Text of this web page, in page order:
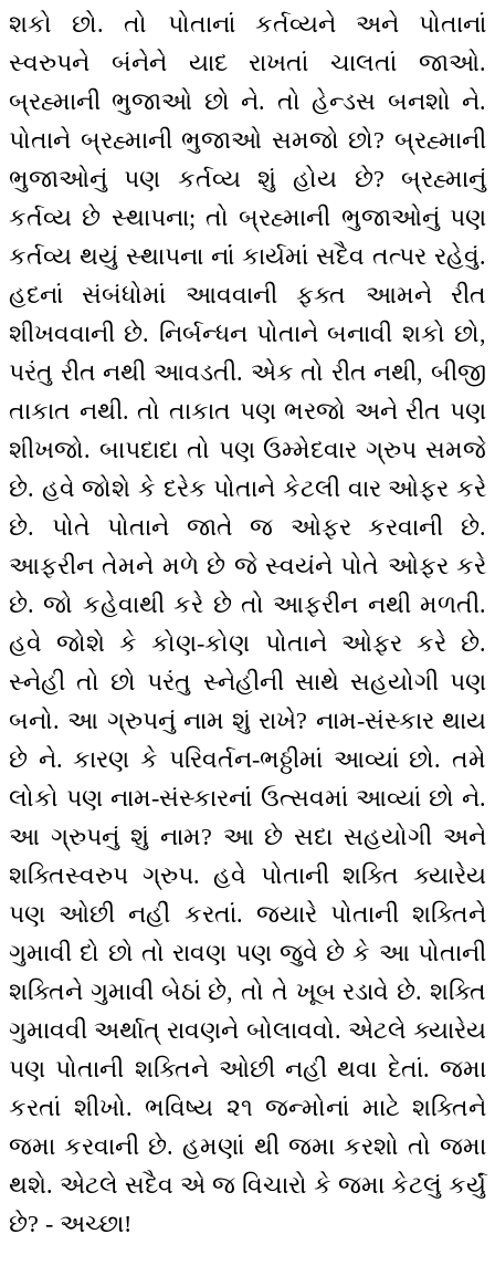
શકો છો. તો પોતાનાં કર્તવ્યને અને પોતાનાં
સ્વરુપને બંનેને યાદ રાખતાં ચાલતાં જાઓ.
બ્રહ્માની ભુજાઓ છો ને. તો હેન્ડસ બનશો ને.
પોતાને બ્રહ્માની ભુજાઓ સમજો છો? બ્રહ્માની
ભુજાઓનું પણ કર્તવ્ય શું હોય છે? બ્રહ્માનું
કર્તવ્ય છે સ્થાપના; તો બ્રહ્માની ભુજાઓનું પણ
કર્તવ્ય થયું સ્થાપના નાંં કાર્યમાં સદૈવ તત્પર રહેવું.
હદનાં સંબંધોમાં આવવાની ફક્ત આમને રીત
શીખવવાની છે. નિર્બન્ધન પોતાને બનાવી શકો છો,
પરંતુ રીત નથી આવડતી. એક તો રીત નથી, બીજી
તાકાત નથી. તો તાકાત પણ ભરજો અને રીત પણ
શીખજો. બાપદાદા તો પણ ઉમ્મેદવાર ગ્રુપ સમજે
છે. હવે જોશે કે દરેક પોતાને કેટલી વાર ઓફર કરે
છે. પોતે પોતાને જાતે જ ઓફર કરવાની છે.
આફરીન તેમને મળે છે જે સ્વયંને પોતે ઓફર કરે
છે. જો કહેવાથી કરે છે તો આફરીન નથી મળતી.
હવે જોશે કે કોણ-કોણ પોતાને ઓફર કરે છે.
સ્નેહી તો છો પરંતુ સ્નેહીની સાથે સહયોગી પણ
બનો. આ ગ્રુપનું નામ શું રાખે? નામ-સંસ્કાર થાય
છે ને. કારણ કે પરિવર્તન-ભઠ્ઠીમાં આવ્યાં છો. તમે
લોકો પણ નામ-સંસ્કારનાંં ઉત્સવમાં આવ્યાં છો ને.
આ ગ્રુપનું શું નામ? આ છે સદા સહયોગી અને
શક્તિસ્વરુપ ગ્રુપ. હવે પોતાની શક્તિ ક્યારેય
પણ ઓછી નહીં કરતાં. જ્યારે પોતાની શક્તિને
ગુમાવી દો છો તો રાવણ પણ જુવે છે કે આ પોતાની
શક્તિને ગુમાવી બેઠાં છે, તો તે ખૂબ રડાવે છે. શક્તિ
ગુમાવવી અર્થાત્ રાવણને બોલાવવો. એટલે ક્યારેય
પણ પોતાની શક્તિને ઓછી નહીં થવા દેતાં. જમા
કરતાં શીખો. ભવિષ્ય ૨૧ જન્મોનાં માટે શક્તિને
જમા કરવાની છે. હમણાં થી જમા કરશો તો જમા
થશે. એટલે સદૈવ એ જ વિચારો કે જમા કેટલું કર્યું
છે? - અચ્છા!